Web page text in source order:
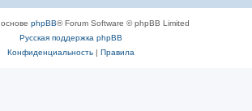
phpBB® Forum Software © phpBB Limited
Русская поддержка phpBB
Конфиденциальность| Правила